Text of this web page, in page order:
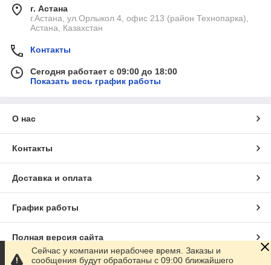
г. Астана
г.Астана, ул.Орлыкол 4, офис 213 (район Технопарка),
Астана, Казахстан
Контакты
Сегодня работает с 09:00 до 18:00
Показать весь график работы
О нас
Контакты
Доставка и оплата
График работы
Полная версия сайта
Сейчас у компании нерабочее время. Заказы и
сообщения будут обработаны с 09:00 ближайшего